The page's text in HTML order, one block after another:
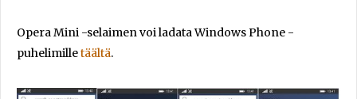
Opera Mini -selaimen voi ladata Windows Phone -
puhelimilletäältä.